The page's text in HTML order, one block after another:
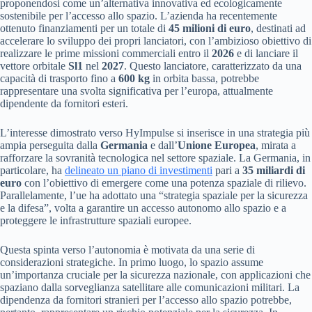
proponendosi come un’alternativa innovativa ed ecologicamente
sostenibile per l’accesso allo spazio. L’azienda ha recentemente
ottenuto finanziamenti per un totale di 45 milioni di euro, destinati ad
accelerare lo sviluppo dei propri lanciatori, con l’ambizioso obiettivo di
realizzare le prime missioni commerciali entro il 2026 e di lanciare il
vettore orbitale Sl1 nel 2027. Questo lanciatore, caratterizzato da una
capacità di trasporto fino a 600 kg in orbita bassa, potrebbe
rappresentare una svolta significativa per l’europa, attualmente
dipendente da fornitori esteri.
L’interesse dimostrato verso HyImpulse si inserisce in una strategia più
ampia perseguita dalla Germania e dall’Unione Europea, mirata a
rafforzare la sovranità tecnologica nel settore spaziale. La Germania, in
particolare, ha delineato un piano di investimenti pari a 35 miliardi di
euro con l’obiettivo di emergere come una potenza spaziale di rilievo.
Parallelamente, l’ue ha adottato una “strategia spaziale per la sicurezza
e la difesa”, volta a garantire un accesso autonomo allo spazio e a
proteggere le infrastrutture spaziali europee.
Questa spinta verso l’autonomia è motivata da una serie di
considerazioni strategiche. In primo luogo, lo spazio assume
un’importanza cruciale per la sicurezza nazionale, con applicazioni che
spaziano dalla sorveglianza satellitare alle comunicazioni militari. La
dipendenza da fornitori stranieri per l’accesso allo spazio potrebbe,